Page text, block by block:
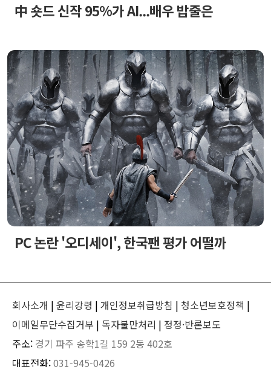
中 숏드 신작 95%가 AI...배우 밥줄은
PC 논란 '오디세이', 한국팬 평가 어떨까
회사소개 | 윤리강령 | 개인정보취급방침 | 청소년보호정책 |
이메일무단수집거부 | 독자불만처리 | 정정·반론보도
주소: 경기 파주 송학1길 159 2동 402호
대표전화:031-945-0426